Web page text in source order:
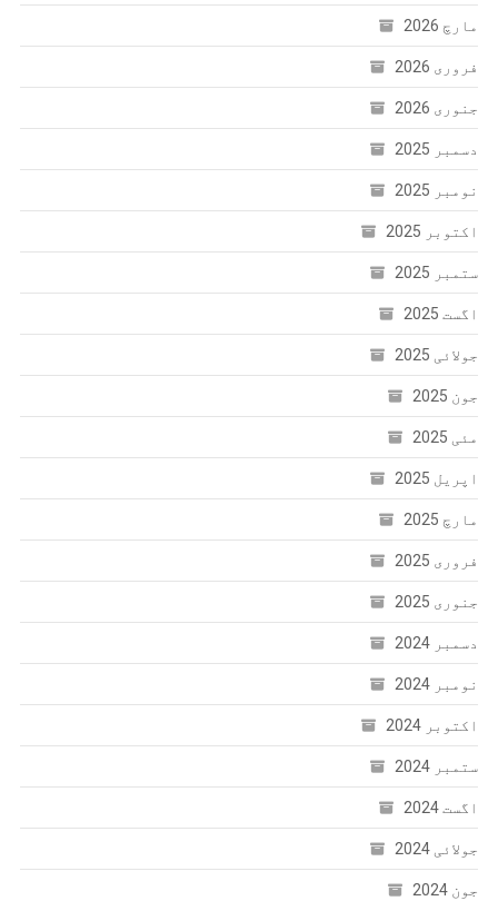
مارچ 2026
فروری 2026
جنوری 2026
دسمبر 2025
نومبر 2025
اکتوبر 2025
ستمبر 2025
اگست 2025
جولائی 2025
جون 2025
مئی 2025
اپریل 2025
مارچ 2025
فروری 2025
جنوری 2025
دسمبر 2024
نومبر 2024
اکتوبر 2024
ستمبر 2024
اگست 2024
جولائی 2024
جون 2024